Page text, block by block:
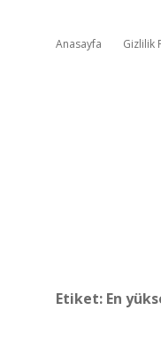
Anasayfa Gizlilik
Etiket: En